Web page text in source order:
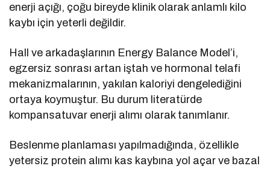
enerji açığı, çoğu bireyde klinik olarak anlamlı kilo
kaybı için yeterli değildir.
Hall ve arkadaşlarının Energy Balance Model’i,
egzersiz sonrası artan iştah ve hormonal telafi
mekanizmalarının, yakılan kaloriyi dengelediğini
ortaya koymuştur. Bu durum literatürde
kompansatuvar enerji alımı olarak tanımlanır.
Beslenme planlaması yapılmadığında, özellikle
yetersiz protein alımı kas kaybına yol açar ve bazal